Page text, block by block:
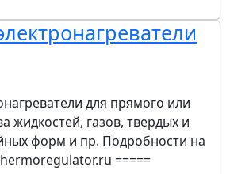
для прямого или
жидкостей, газов, твердых и
форм и пр. Подробности на
=====